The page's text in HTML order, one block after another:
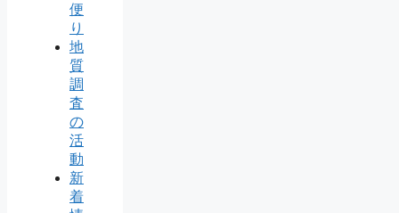
便
り
地
質
調
査
の
活
動
新
着